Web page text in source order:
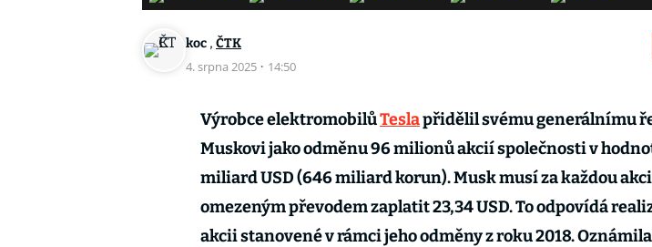
koc , ČTK
4. srpna 2025 · 14:50
Výrobce elektromobilůTeslapřidělil svému generálnímu
Muskovi jako odměnu 96 milionů akcií společnosti v
miliard USD (646 miliard korun). Musk musí za každou
omezeným převodem zaplatit 23,34 USD. To odpovídá
akcii stanovené v rámci jeho odměny z roku 2018.